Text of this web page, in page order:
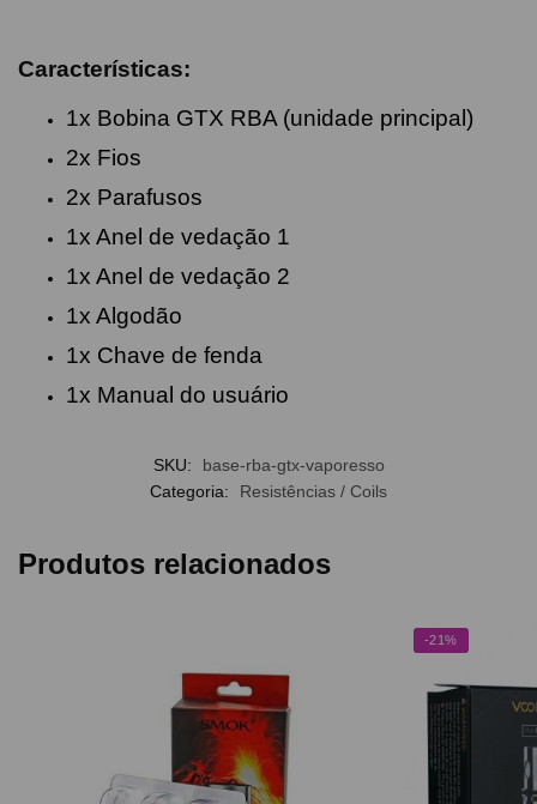
Características:
1x Bobina GTX RBA (unidade principal)
2x Fios
2x Parafusos
1x Anel de vedação 1
1x Anel de vedação 2
1x Algodão
1x Chave de fenda
1x Manual do usuário
SKU:
base-rba-gtx-vaporesso
Categoria:
Resistências / Coils
Produtos relacionados
-21%